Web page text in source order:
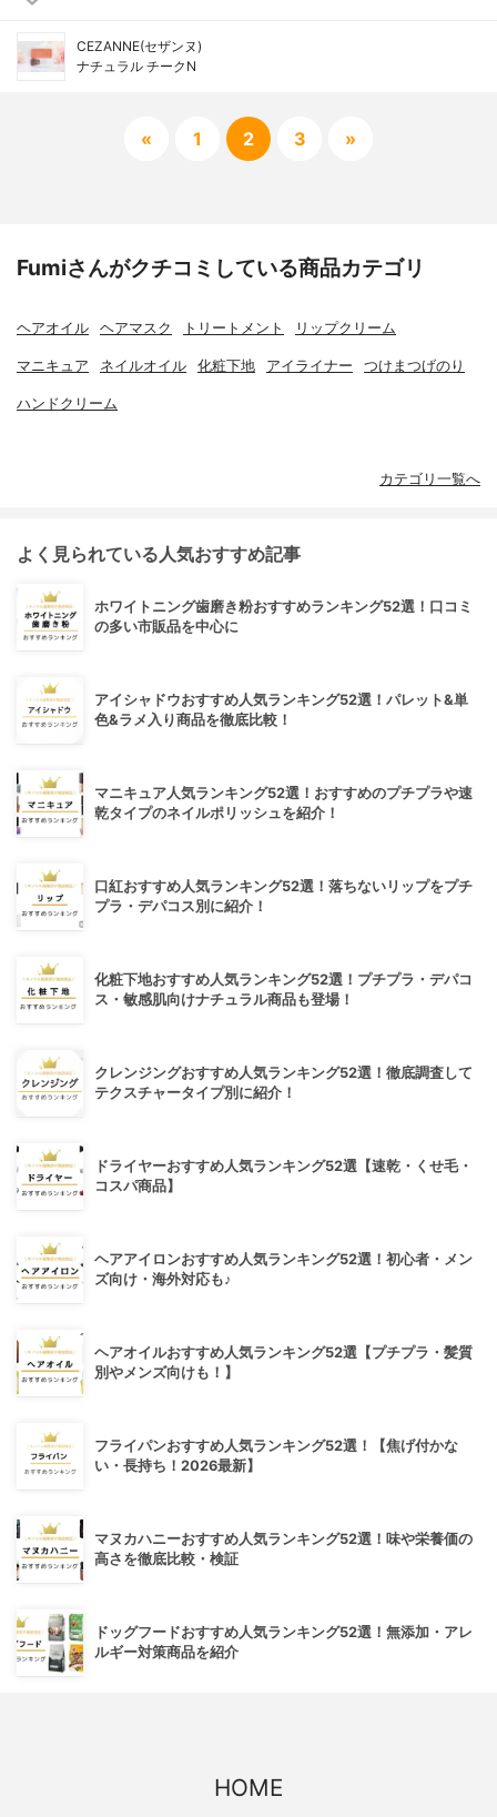
CEZANNE(セザンヌ)
ナチュラル チークN
« 1 2 3 »
Fumiさんがクチコミしている商品カテゴリ
ヘアオイル ヘアマスク トリートメント リップクリーム
マニキュア ネイルオイル 化粧下地 アイライナー つけまつげのり
ハンドクリーム
カテゴリ一覧へ
よく見られている人気おすすめ記事
ホワイトニング歯磨き粉おすすめランキング52選！口コミ
の多い市販品を中心に
アイシャドウおすすめ人気ランキング52選！パレット&単
色&ラメ入り商品を徹底比較！
マニキュア人気ランキング52選！おすすめのプチプラや速
乾タイプのネイルポリッシュを紹介！
口紅おすすめ人気ランキング52選！落ちないリップをプチ
プラ・デパコス別に紹介！
化粧下地おすすめ人気ランキング52選！プチプラ・デパコ
ス・敏感肌向けナチュラル商品も登場！
クレンジングおすすめ人気ランキング52選！徹底調査して
テクスチャータイプ別に紹介！
ドライヤーおすすめ人気ランキング52選【速乾・くせ毛・
コスパ商品】
ヘアアイロンおすすめ人気ランキング52選！初心者・メン
ズ向け・海外対応も♪
ヘアオイルおすすめ人気ランキング52選【プチプラ・髪質
別やメンズ向けも！】
フライパンおすすめ人気ランキング52選！【焦げ付かな
い・長持ち！2026最新】
マヌカハニーおすすめ人気ランキング52選！味や栄養価の
高さを徹底比較・検証
ドッグフードおすすめ人気ランキング52選！無添加・アレ
ルギー対策商品を紹介
HOME